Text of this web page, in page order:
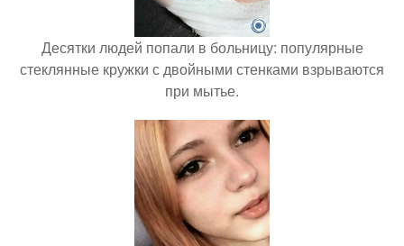
Десятки людей попали в больницу: популярные
стеклянные кружки с двойными стенками взрываются
при мытье.